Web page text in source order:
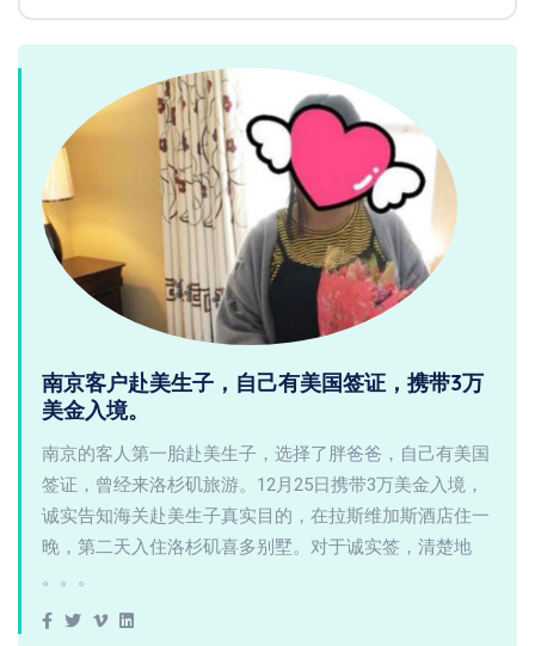
南京客户赴美生子，自己有美国签证，携带3万
美金入境。
南京的客人第一胎赴美生子，选择了胖爸爸，自己有美国
签证，曾经来洛杉矶旅游。12月25日携带3万美金入境，
诚实告知海关赴美生子真实目的，在拉斯维加斯酒店住一
晚，第二天入住洛杉矶喜多别墅。对于诚实签，清楚地
。。。